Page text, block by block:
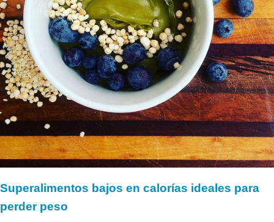
Superalimentos bajos en calorías ideales para
perder peso